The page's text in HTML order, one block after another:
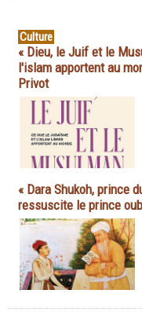
Culture
« Dieu, le Juif et le
l'islam apportent au
Privot
« Dara Shukoh, prince
ressuscite le prince